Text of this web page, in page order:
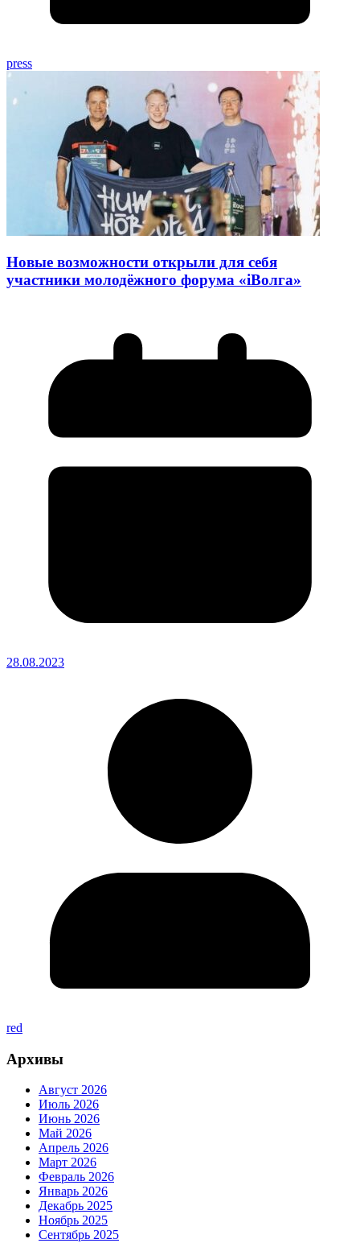
press
Новые возможности открыли для себя
участники молодёжного форума «iВолга»
28.08.2023
red
Архивы
Август 2026
Июль 2026
Июнь 2026
Май 2026
Апрель 2026
Март 2026
Февраль 2026
Январь 2026
Декабрь 2025
Ноябрь 2025
Сентябрь 2025